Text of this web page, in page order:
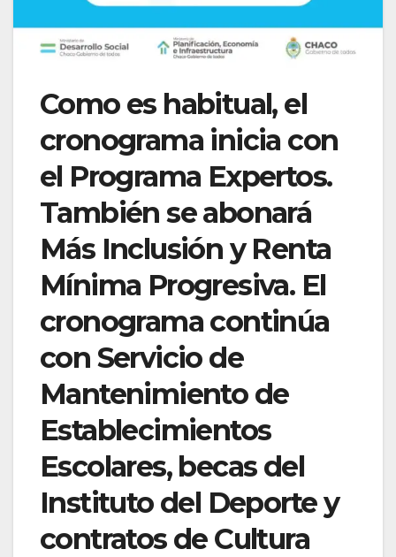
Como es habitual, el
cronograma inicia con
el Programa Expertos.
También se abonará
Más Inclusión y Renta
Mínima Progresiva. El
cronograma continúa
con Servicio de
Mantenimiento de
Establecimientos
Escolares, becas del
Instituto del Deporte y
contratos de Cultura